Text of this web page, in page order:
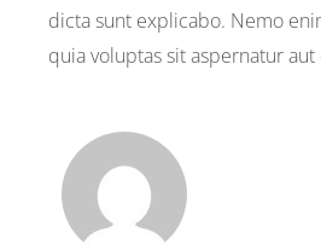
dicta sunt explicabo. Nemo
quia voluptas sit aspernatur